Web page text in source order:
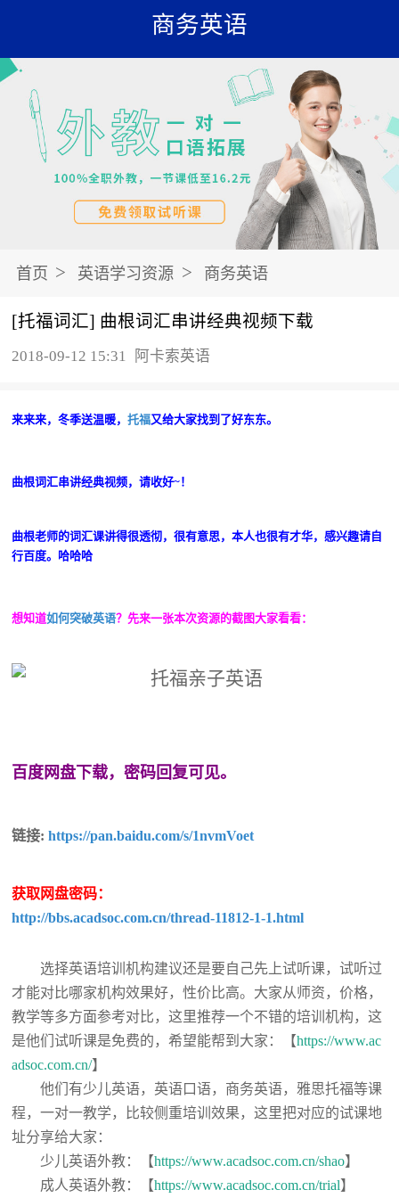
商务英语
首页 > 英语学习资源 > 商务英语
[托福词汇] 曲根词汇串讲经典视频下载
2018-09-12 15:31 阿卡索英语
来来来，冬季送温暖，托福又给大家找到了好东东。
曲根词汇串讲经典视频，请收好~！
曲根老师的词汇课讲得很透彻，很有意思，本人也很有才华，感兴趣请自
行百度。哈哈哈
想知道如何突破英语？先来一张本次资源的截图大家看看：
百度网盘下载，密码回复可见。
链接:https://pan.baidu.com/s/1nvmVoet
获取网盘密码：
http://bbs.acadsoc.com.cn/thread-11812-1-1.html
选择英语培训机构建议还是要自己先上试听课，试听过
才能对比哪家机构效果好，性价比高。大家从师资，价格，
教学等多方面参考对比，这里推荐一个不错的培训机构，这
是他们试听课是免费的，希望能帮到大家：【https://www.ac
adsoc.com.cn/】
他们有少儿英语，英语口语，商务英语，雅思托福等课
程，一对一教学，比较侧重培训效果，这里把对应的试课地
址分享给大家：
少儿英语外教：【https://www.acadsoc.com.cn/shao】
成人英语外教：【https://www.acadsoc.com.cn/trial】